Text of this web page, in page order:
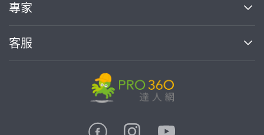
部落格
加入我們
熱門服務
專家
案件中心
客服